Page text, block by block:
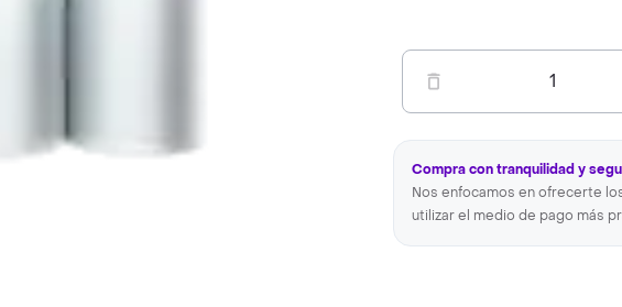
1
Compra con tranquilidad y
Nos enfocamos en ofrecerte
utilizar el medio de pago más